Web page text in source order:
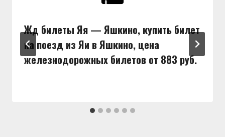
Жд билеты Яя — Яшкино, купить билет
на поезд из Яи в Яшкино, цена
железнодорожных билетов от 883 руб.